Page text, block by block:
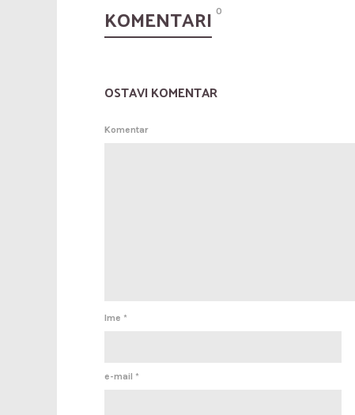
KOMENTARI 0
OSTAVI KOMENTAR
Komentar
Ime *
e-mail *